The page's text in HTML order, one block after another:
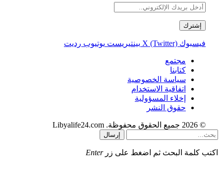
فيسبوك X (Twitter) بينتيريست يوتيوب رديت
مجتمع
كتابنا
سياسة الخصوصية
اتفاقية الاستخدام
إخلاء المسؤولية
حقوق النشر
© 2026 جميع الحقوق محفوظة. Libyalife24.com
إرسال
اكتب كلمة البحث ثم اضغط على زر Enter